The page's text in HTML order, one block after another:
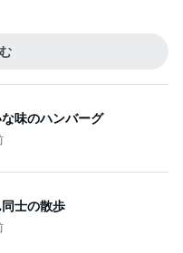
味のハンバーグ
士の散歩